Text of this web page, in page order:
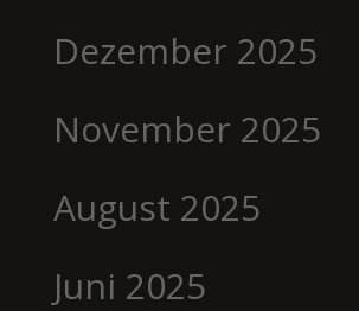
Dezember 2025
November 2025
August 2025
Juni 2025